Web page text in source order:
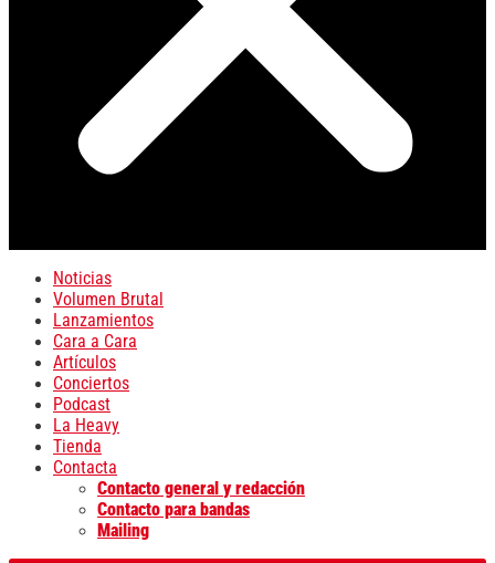
Noticias
Volumen Brutal
Lanzamientos
Cara a Cara
Artículos
Conciertos
Podcast
La Heavy
Tienda
Contacta
Contacto general y redacción
Contacto para bandas
Mailing